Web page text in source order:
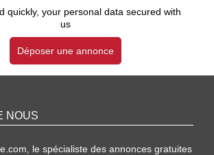
quickly, your personal data secured with
us
Déposer une annonce
NOUS
le spécialiste des annonces gratuites